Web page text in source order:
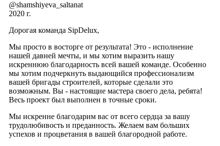
@shamshiyeva_saltanat
2020 г.
Дорогая команда SipDelux,
Мы просто в восторге от результата! Это - исполнение
нашей давней мечты, и мы хотим выразить нашу
искреннюю благодарность всей вашей команде. Особенно
мы хотим подчеркнуть выдающийся профессионализм
вашей бригады строителей, которые сделали это
возможным. Вы - настоящие мастера своего дела, ребята!
Весь проект был выполнен в точные сроки.
Мы искренне благодарим вас от всего сердца за вашу
трудолюбивость и преданность. Желаем вам больших
успехов и процветания в вашей благородной работе.